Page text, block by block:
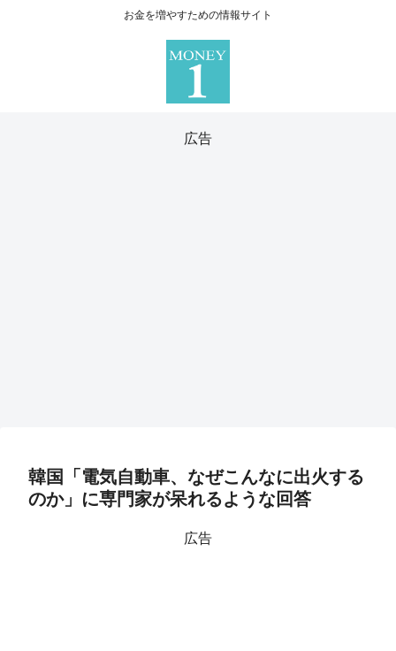
お金を増やすための情報サイト
広告
韓国「電気自動車、なぜこんなに出火する
のか」に専門家が呆れるような回答
広告